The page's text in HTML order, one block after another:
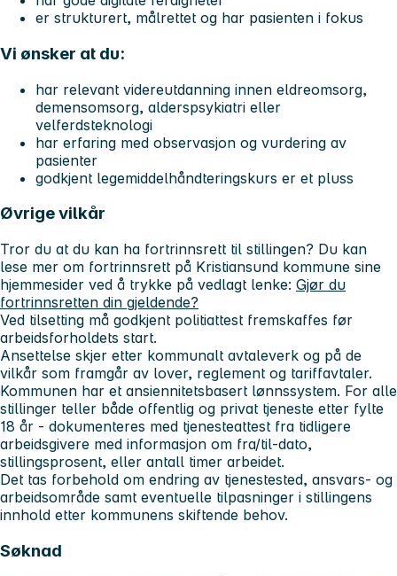
er strukturert, målrettet og har pasienten i fokus
Vi ønsker at du:
har relevant videreutdanning innen eldreomsorg,
demensomsorg, alderspsykiatri eller
velferdsteknologi
har erfaring med observasjon og vurdering av
pasienter
godkjent legemiddelhåndteringskurs er et pluss
Øvrige vilkår
Tror du at du kan ha fortrinnsrett til stillingen? Du kan
lese mer om fortrinnsrett på Kristiansund kommune sine
hjemmesider ved å trykke på vedlagt lenke: Gjør du
fortrinnsretten din gjeldende?
Ved tilsetting må godkjent politiattest fremskaffes før
arbeidsforholdets start.
Ansettelse skjer etter kommunalt avtaleverk og på de
vilkår som framgår av lover, reglement og tariffavtaler.
Kommunen har et ansiennitetsbasert lønnssystem. For alle
stillinger teller både offentlig og privat tjeneste etter fylte
18 år - dokumenteres med tjenesteattest fra tidligere
arbeidsgivere med informasjon om fra/til-dato,
stillingsprosent, eller antall timer arbeidet.
Det tas forbehold om endring av tjenestested, ansvars- og
arbeidsområde samt eventuelle tilpasninger i stillingens
innhold etter kommunens skiftende behov.
Søknad